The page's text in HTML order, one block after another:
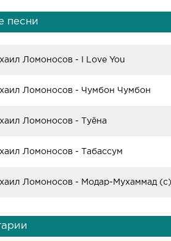
песни
Ломоносов - I Love You
Ломоносов - Чумбон Чумбон
Ломоносов - Туёна
Ломоносов - Табассум
Ломоносов - Модар-Мухаммад (с)